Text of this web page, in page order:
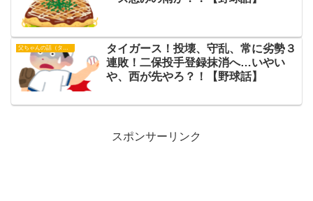
タイガース！投壊、守乱、常に劣勢３
連敗！二保投手登録抹消へ…いやい
や、西が先やろ？！【野球話】
スポンサーリンク